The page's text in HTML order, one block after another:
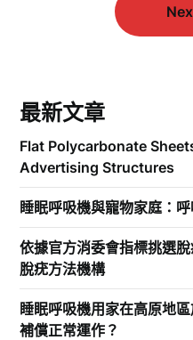
最新文章
Flat Polycarbonate
Advertising Structures
睡眠呼吸機與寵物家庭：
依據官方消委會指標挑選
脫疣方法機構
睡眠呼吸機用家在高原地
補償正常運作？